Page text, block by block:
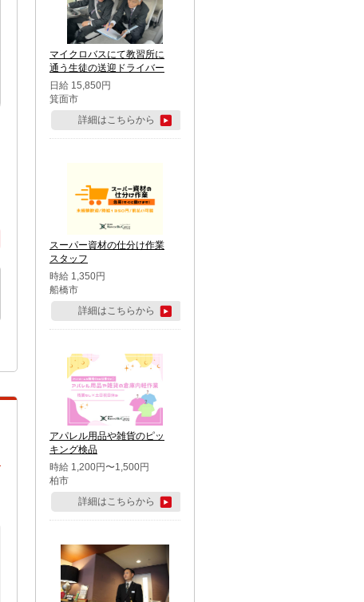
マイクロバスにて教習所に
通う生徒の送迎ドライバー
日給 15,850円
箕面市
詳細はこちらから
スーパー資材の仕分け作業
スタッフ
時給 1,350円
船橋市
詳細はこちらから
アパレル用品や雑貨のピッ
キング検品
時給 1,200円〜1,500円
柏市
詳細はこちらから